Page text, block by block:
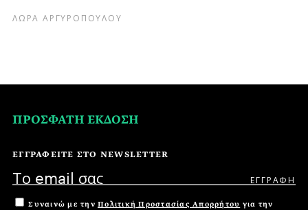
ΛΩΡΑ ΑΡΓΥΡΟΠΟΥΛΟΥ
ΠΡΟΣΦΑΤΗ ΕΚΔΟΣΗ
ΕΓΓΡΑΦΕΙΤΕ ΣΤΟ NEWSLETTER
Συναινώ με την Πολιτική Προστασίας Απορρήτου για την